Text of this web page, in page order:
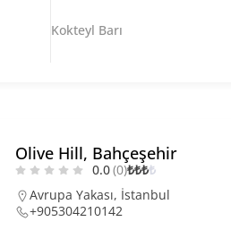
Kokteyl Barı
Olive Hill, Bahçeşehir
0.0(0)₺₺₺₺
Avrupa Yakası, İstanbul
+905304210142